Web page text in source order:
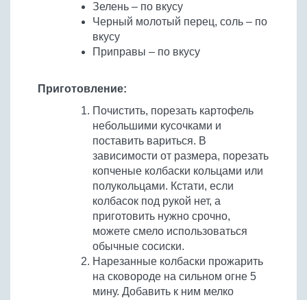
Зелень – по вкусу
Черный молотый перец, соль – по
вкусу
Приправы – по вкусу
Приготовление:
Почистить, порезать картофель
небольшими кусочками и
поставить вариться. В
зависимости от размера, порезать
копченые колбаски кольцами или
полукольцами. Кстати, если
колбасок под рукой нет, а
приготовить нужно срочно,
можете смело использоваться
обычные сосиски.
Нарезанные колбаски прожарить
на сковороде на сильном огне 5
мину. Добавить к ним мелко